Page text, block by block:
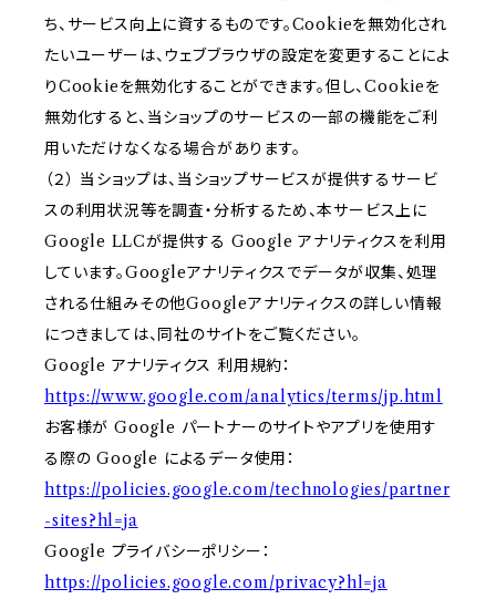
ち、サービス向上に資するものです。Cookieを無効化され
たいユーザーは、ウェブブラウザの設定を変更することによ
りCookieを無効化することができます。但し、Cookieを
無効化すると、当ショップのサービスの一部の機能をご利
用いただけなくなる場合があります。
（２） 当ショップは、当ショップサービスが提供するサービ
スの利用状況等を調査・分析するため、本サービス上に
Google LLCが提供する Google アナリティクスを利用
しています。Googleアナリティクスでデータが収集、処理
される仕組みその他Googleアナリティクスの詳しい情報
につきましては、同社のサイトをご覧ください。
Google アナリティクス 利用規約：
https://www.google.com/analytics/terms/jp.html
お客様が Google パートナーのサイトやアプリを使用す
る際の Google によるデータ使用：
https://policies.google.com/technologies/partner
-sites?hl=ja
Google プライバシーポリシー：
https://policies.google.com/privacy?hl=ja